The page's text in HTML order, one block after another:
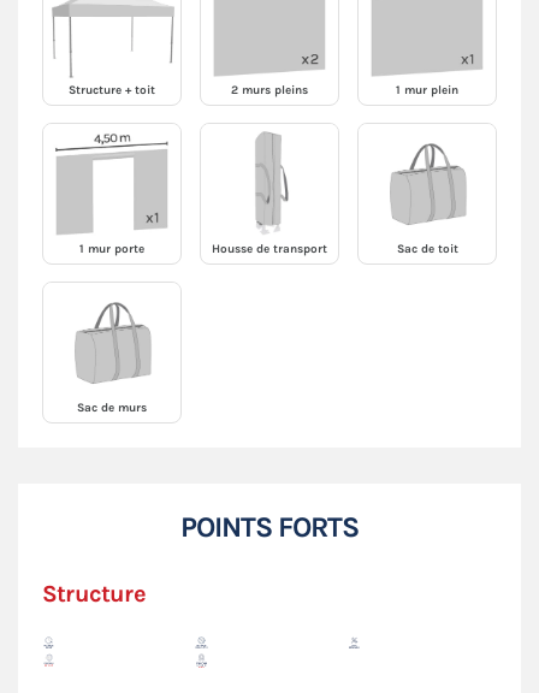
Structure + toit 2 murs pleins 1 mur plein
1 mur porte Housse de transport Sac de toit
Sac de murs
POINTS FORTS
Structure